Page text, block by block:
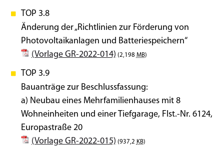
TOP 3.8
Änderung der „Richtlinien zur Förderung von
Photovoltaikanlagen und Batteriespeichern“
(Vorlage GR-2022-014) (2,198 MB)
TOP 3.9
Bauanträge zur Beschlussfassung:
a) Neubau eines Mehrfamilienhauses mit 8
Wohneinheiten und einer Tiefgarage, Flst.-Nr. 6124,
Europastraße 20
(Vorlage GR-2022-015) (937,2 KB)